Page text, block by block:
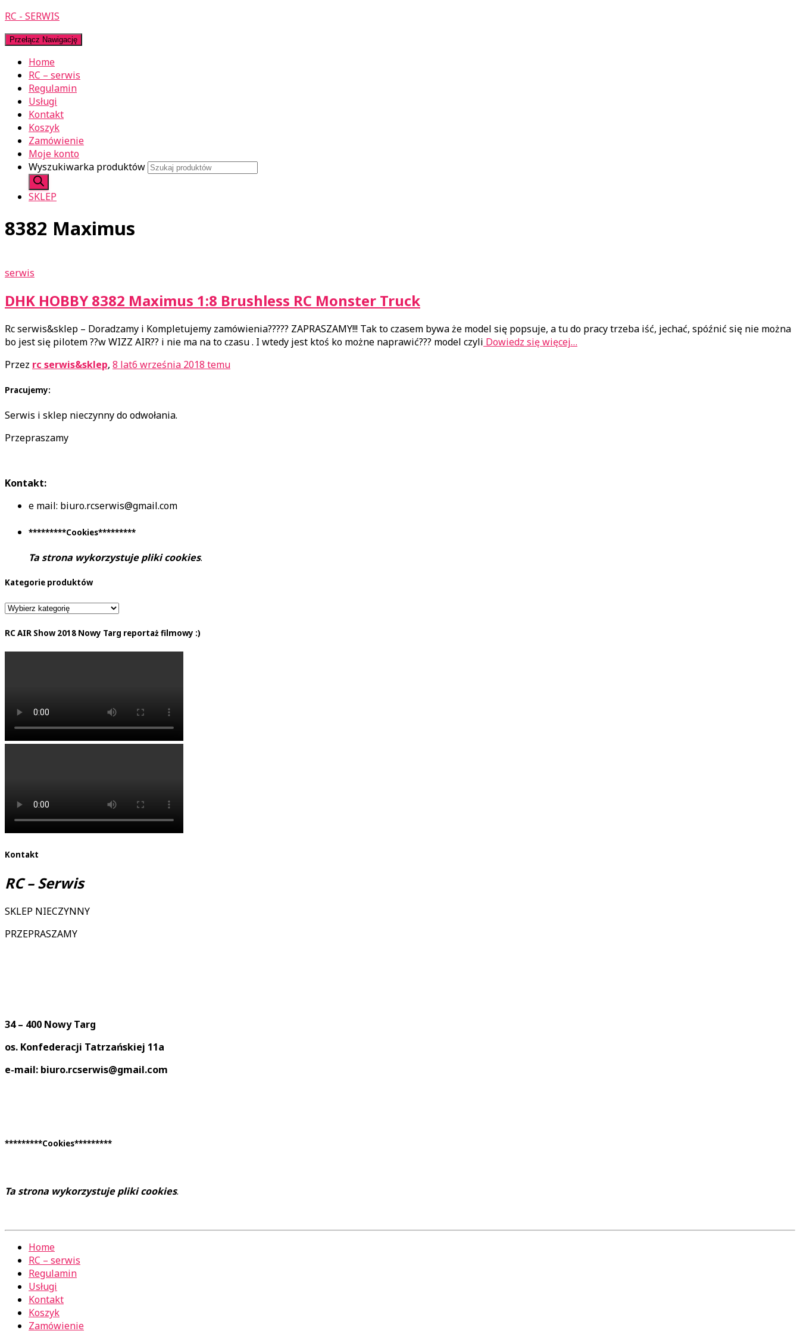
RC - SERWIS
Przełącz Nawigację
Home
RC – serwis
Regulamin
Usługi
Kontakt
Koszyk
Zamówienie
Moje konto
Wyszukiwarka produktów
SKLEP
8382 Maximus
serwis
DHK HOBBY 8382 Maximus 1:8 Brushless RC Monster Truck
Rc serwis&sklep – Doradzamy i Kompletujemy zamówienia????? ZAPRASZAMY!!! Tak to czasem bywa że model się popsuje, a tu do pracy trzeba iść, jechać, spóźnić się nie można
bo jest się pilotem ??w WIZZ AIR?? i nie ma na to czasu . I wtedy jest ktoś ko możne naprawić?️?️?️ model czyli Dowiedz się więcej…
Przez rc serwis&sklep, 8 lat6 września 2018 temu
Pracujemy:
Serwis i sklep nieczynny do odwołania.
Przepraszamy
Kontakt:
e mail: biuro.rcserwis@gmail.com
*********Cookies*********
Ta strona wykorzystuje pliki cookies.
Kategorie produktów
RC AIR Show 2018 Nowy Targ reportaż filmowy :)
Kontakt
RC – Serwis
SKLEP NIECZYNNY
PRZEPRASZAMY
34 – 400 Nowy Targ
os. Konfederacji Tatrzańskiej 11a
e-mail: biuro.rcserwis@gmail.com
*********Cookies*********
Ta strona wykorzystuje pliki cookies.
Home
RC – serwis
Regulamin
Usługi
Kontakt
Koszyk
Zamówienie